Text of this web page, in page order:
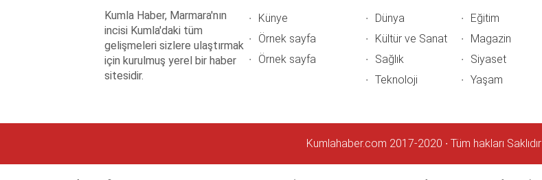
Kumla Haber, Marmara'nın
incisi Kumla'daki tüm
gelişmeleri sizlere ulaştırmak
için kurulmuş yerel bir haber
sitesidir.
Künye
Örnek sayfa
Örnek sayfa
Dünya Eğitim
Kültür ve Sanat
Magazin
Sağlık
Siyaset
Teknoloji
Yaşam
Kumlahaber.com 2017-2020 ∙ Tüm hakları Saklıdır